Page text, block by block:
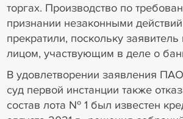
торгах. Производство по
признании незаконными
прекратили, поскольку заявитель
лицом, участвующим в деле о
В удовлетворении заявления
суд первой инстанции также
состав лота № 1 был известен